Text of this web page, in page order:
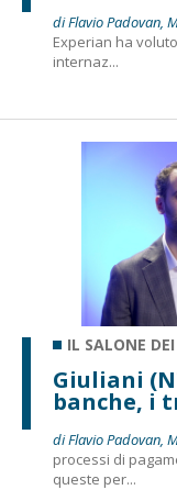
di Flavio Padovan,
Experian ha
internaz...
IL SALONE
Giuliani
banche, i
di Flavio Padovan,
processi di
queste per...